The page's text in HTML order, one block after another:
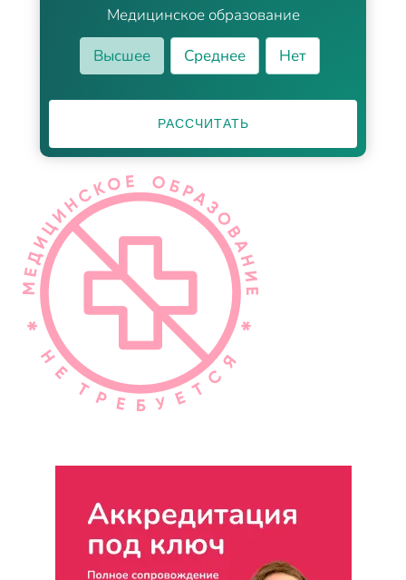
Медицинское образование
Высшее
Среднее Нет
РАССЧИТАТЬ